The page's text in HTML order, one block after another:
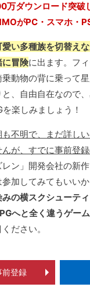
ダウンロード突破
がPC・スマホ・
い多種族を切替え
に冒険に出ます。フ
動物の背に乗って星
、自由自在なので
楽しみましょう！
不明で、まだ詳し
が、すでに事前登
ン」開発会社の新
加してみてもいいか
みの横スクシューテ
へと全く違うゲー
ださい。
前登録